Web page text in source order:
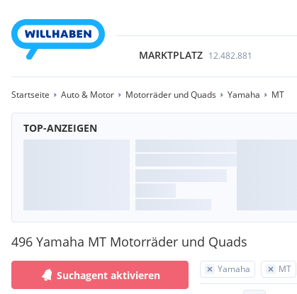
MARKTPLATZ 12.482.881
Startseite Auto & Motor Motorräder und Quads Yamaha MT
TOP-ANZEIGEN
496 Yamaha MT Motorräder und Quads
Yamaha MT
Suchagent aktivieren